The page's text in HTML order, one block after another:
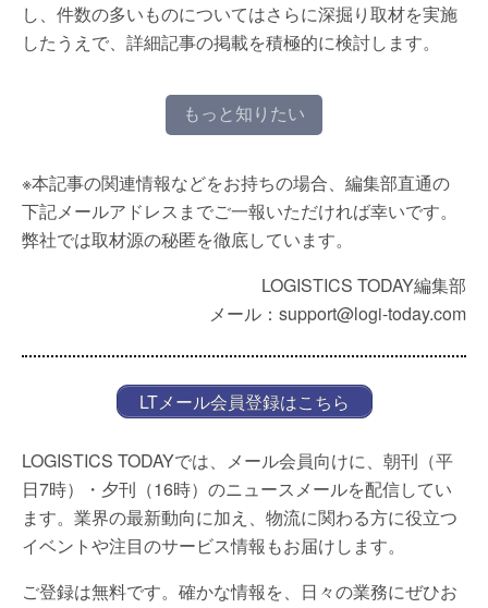
し、件数の多いものについてはさらに深掘り取材を実施
したうえで、詳細記事の掲載を積極的に検討します。
もっと知りたい
※本記事の関連情報などをお持ちの場合、編集部直通の
下記メールアドレスまでご一報いただければ幸いです。
弊社では取材源の秘匿を徹底しています。
LOGISTICS TODAY編集部
メール：support@logi-today.com
LTメール会員登録はこちら
LOGISTICS TODAYでは、メール会員向けに、朝刊（平
日7時）・夕刊（16時）のニュースメールを配信してい
ます。業界の最新動向に加え、物流に関わる方に役立つ
イベントや注目のサービス情報もお届けします。
ご登録は無料です。確かな情報を、日々の業務にぜひお